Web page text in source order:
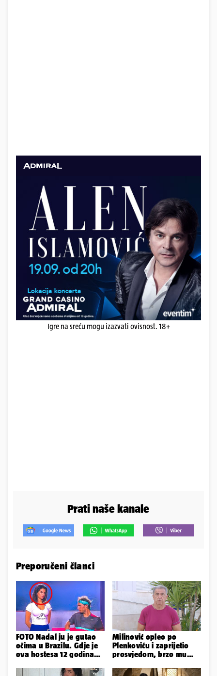
Igre na sreću mogu izazvati ovisnost. 18+
Prati naše kanale
Preporučeni članci
FOTO Nadal ju je gutao
očima u Brazilu. Gdje je
ova hostesa 12 godina
Milinović opleo po
Plenkoviću i zaprijetio
prosvjedom, brzo mu
Gospića